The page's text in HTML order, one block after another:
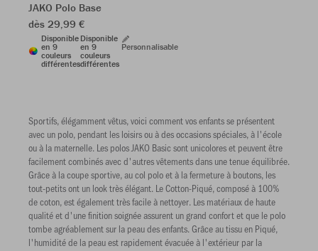
JAKO Polo Base
dès 29,99 €
Disponible
en 9
couleurs
différentes
Disponible
en 9
couleurs
différentes
Personnalisable
Sportifs, élégamment vêtus, voici comment vos enfants se présentent
avec un polo, pendant les loisirs ou à des occasions spéciales, à l'école
ou à la maternelle. Les polos JAKO Basic sont unicolores et peuvent être
facilement combinés avec d'autres vêtements dans une tenue équilibrée.
Grâce à la coupe sportive, au col polo et à la fermeture à boutons, les
tout-petits ont un look très élégant. Le Cotton-Piqué, composé à 100%
de coton, est également très facile à nettoyer. Les matériaux de haute
qualité et d'une finition soignée assurent un grand confort et que le polo
tombe agréablement sur la peau des enfants. Grâce au tissu en Piqué,
l'humidité de la peau est rapidement évacuée à l'extérieur par la